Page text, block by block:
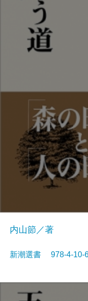
内山節／著
新潮選書 978-4-